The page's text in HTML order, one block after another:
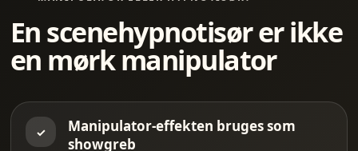
En scenehypnotisør er ikke
en mørk manipulator
✓
Manipulator-effekten bruges som
showgreb